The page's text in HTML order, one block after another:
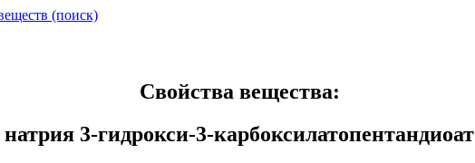
(поиск)
Свойства вещества:
натрия 3-гидрокси-3-карбоксилатопентандиоат